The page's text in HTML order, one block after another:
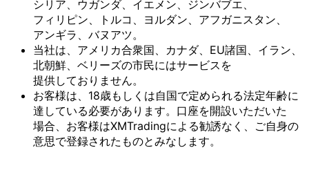
シリア、 ウガンダ、 イエメン、 ジンバブエ、
フィリピン、
トルコ、 ヨルダン、 アフガニスタン、
アンギラ、 バヌアツ。
当社は、 アメリカ合衆国、 カナダ、 EU諸国、 イラン、
北朝鮮、 ベリーズの市民にはサービスを
提供しておりません。
お客様は、 18歳も しくは自国で定められる法定年齢に
達している必要があります。 口座を開設いただいた
場合、 お客様はXMTradingによる勧誘なく、 ご自身の
意思で登録された ものとみなします。